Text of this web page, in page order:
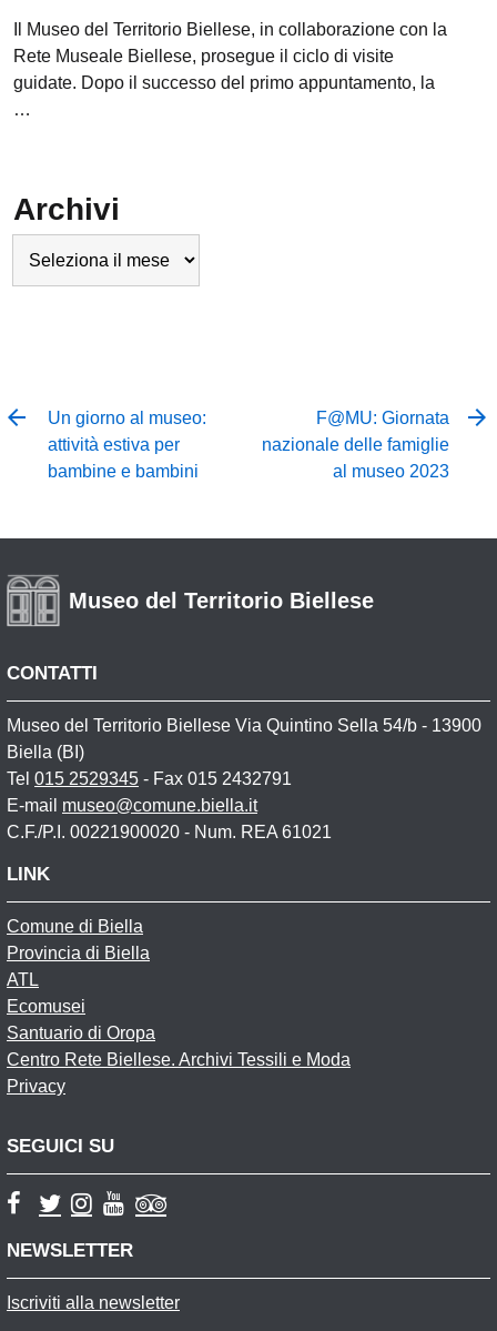
Il Museo del Territorio Biellese, in collaborazione con la
Rete Museale Biellese, prosegue il ciclo di visite
guidate. Dopo il successo del primo appuntamento, la
…
Archivi
Un giorno al museo:
attività estiva per
bambine e bambini
F@MU: Giornata
nazionale delle famiglie
al museo 2023
Museo del Territorio Biellese
CONTATTI
Museo del Territorio Biellese Via Quintino Sella 54/b - 13900
Biella (BI)
Tel 015 2529345 - Fax 015 2432791
E-mail museo@comune.biella.it
C.F./P.I. 00221900020 - Num. REA 61021
LINK
Comune di Biella
Provincia di Biella
ATL
Ecomusei
Santuario di Oropa
Centro Rete Biellese. Archivi Tessili e Moda
Privacy
SEGUICI SU
NEWSLETTER
Iscriviti alla newsletter